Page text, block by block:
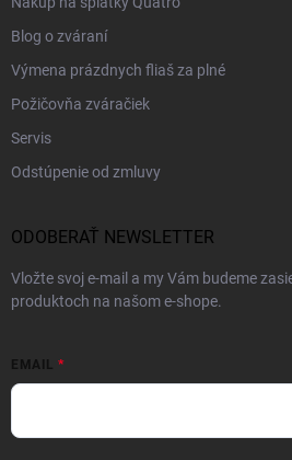
Blog o zváraní
Výmena prázdnych fliaš za plné
Požičovňa zváračiek
Servis
Odstúpenie od zmluvy
ODOBERAŤ NEWSLETTER
Vložte svoj e-mail a my Vám budeme
produktoch na našom e-shope.
EMAIL